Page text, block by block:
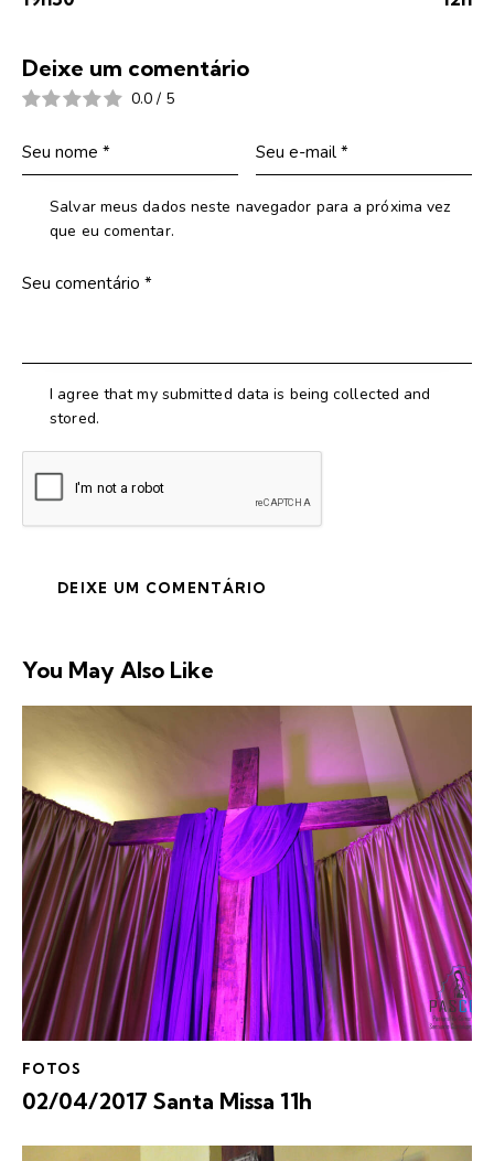
Deixe um comentário
0.0 / 5
Salvar meus dados neste navegador para a próxima vez
que eu comentar.
I agree that my submitted data is being collected and
stored.
You May Also Like
FOTOS
02/04/2017 Santa Missa 11h